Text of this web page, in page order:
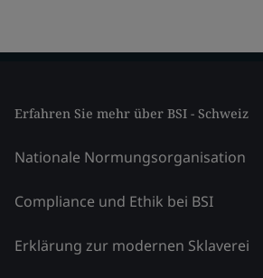
Erfahren Sie mehr über BSI - Schweiz
Nationale Normungsorganisation
Compliance und Ethik bei BSI
Erklärung zur modernen Sklaverei